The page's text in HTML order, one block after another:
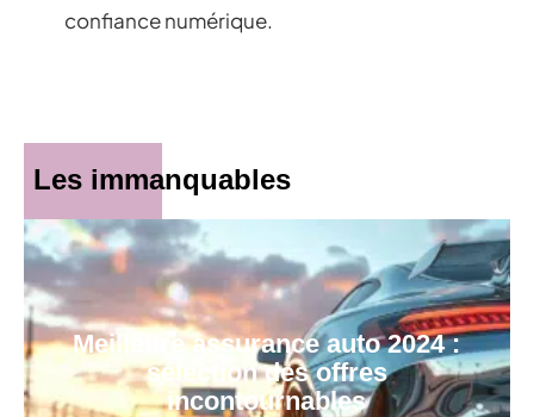
confiance numérique.
Les immanquables
Meilleure assurance auto 2024 :
sélection des offres
incontournables